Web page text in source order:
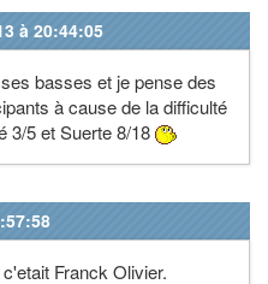
à 20:44:05
basses et je pense des
à cause de la difficulté
3/5 et Suerte 8/18
Franck Olivier.